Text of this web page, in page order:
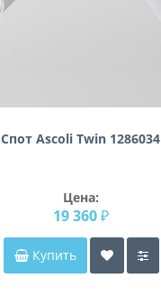
Спот Ascoli Twin 1286034
Цена:
19 360 ₽
Купить